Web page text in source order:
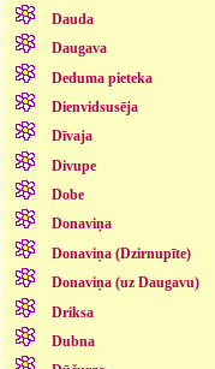
Dauda
Daugava
Deduma pieteka
Dienvidsusēja
Dīvaja
Divupe
Dobe
Donaviņa
Donaviņa (Dzirnupīte)
Donaviņa (uz Daugavu)
Driksa
Dubna